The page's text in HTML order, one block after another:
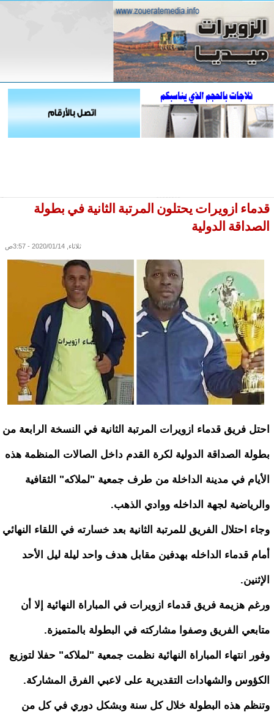
قدماء ازويرات يحتلون المرتبة الثانية في بطولة
الصداقة الدولية
ثلاثاء, 2020/01/14 - 3:57ص
احتل فريق قدماء ازويرات المرتبة الثانية في النسخة الرابعة من
بطولة الصداقة الدولية لكرة القدم داخل الصالات المنظمة هذه
الأيام في مدينة الداخلة من طرف جمعية "لملاكه" الثقافية
والرياضية لجهة الداخله ووادي الذهب.
وجاء احتلال الفريق للمرتبة الثانية بعد خسارته في اللقاء النهائي
أمام قدماء الداخله بهدفين مقابل هدف واحد ليلة ليل الأحد
الإثنين.
ورغم هزيمة فريق قدماء ازويرات في المباراة النهائية إلا أن
متابعي الفريق وصفوا مشاركته في البطولة بالمتميزة.
وفور انتهاء المباراة النهائية نظمت جمعية "لملاكه" حفلا لتوزيع
الكؤوس والشهادات التقديرية على لاعبي الفرق المشاركة.
وتنظم هذه البطولة خلال كل سنة وبشكل دوري في كل من